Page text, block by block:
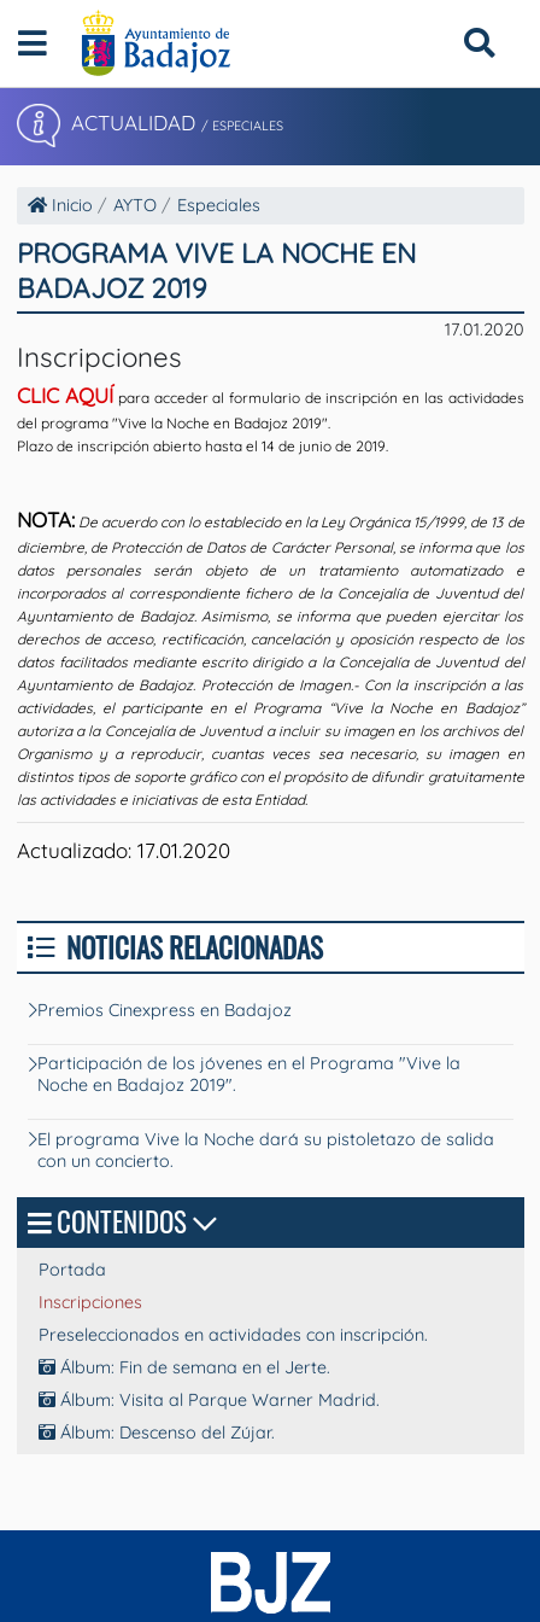
ACTUALIDAD / ESPECIALES
Inicio AYTO Especiales
PROGRAMA VIVE LA NOCHE EN
BADAJOZ 2019
17.01.2020
Inscripciones
CLIC AQUÍ para acceder al formulario de inscripción en las actividades
del programa "Vive la Noche en Badajoz 2019".
Plazo de inscripción abierto hasta el 14 de junio de 2019.
NOTA: De acuerdo con lo establecido en la Ley Orgánica 15/1999, de 13 de
diciembre, de Protección de Datos de Carácter Personal, se informa que los
datos personales serán objeto de un tratamiento automatizado e
incorporados al correspondiente fichero de la Concejalía de Juventud del
Ayuntamiento de Badajoz. Asimismo, se informa que pueden ejercitar los
derechos de acceso, rectificación, cancelación y oposición respecto de los
datos facilitados mediante escrito dirigido a la Concejalía de Juventud del
Ayuntamiento de Badajoz. Protección de Imagen.- Con la inscripción a las
actividades, el participante en el Programa “Vive la Noche en Badajoz”
autoriza a la Concejalía de Juventud a incluir su imagen en los archivos del
Organismo y a reproducir, cuantas veces sea necesario, su imagen en
distintos tipos de soporte gráfico con el propósito de difundir gratuitamente
las actividades e iniciativas de esta Entidad.
Actualizado: 17.01.2020
NOTICIAS RELACIONADAS
Premios Cinexpress en Badajoz
Participación de los jóvenes en el Programa "Vive la
Noche en Badajoz 2019".
El programa Vive la Noche dará su pistoletazo de salida
con un concierto.
CONTENIDOS
Portada
Inscripciones
Preseleccionados en actividades con inscripción.
Álbum: Fin de semana en el Jerte.
Álbum: Visita al Parque Warner Madrid.
Álbum: Descenso del Zújar.